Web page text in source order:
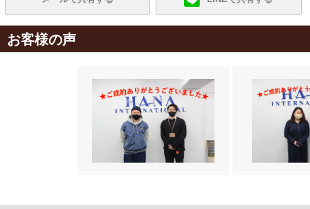
お客様の声